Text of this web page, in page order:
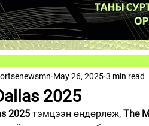
2025
May 26, 2025 3 min read
2025 тэмцээн өндөрлөж, The